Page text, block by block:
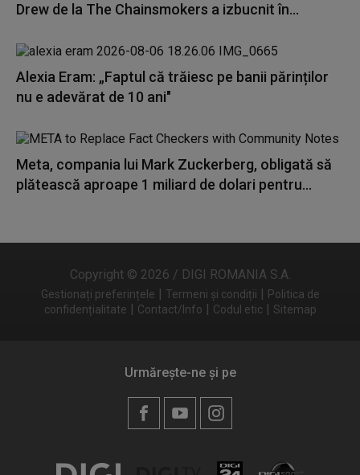
Drew de la The Chainsmokers a izbucnit în...
Alexia Eram: „Faptul că trăiesc pe banii părinților
nu e adevărat de 10 ani"
Meta, compania lui Mark Zuckerberg, obligată să
plătească aproape 1 miliard de dolari pentru...
Copyright © 2026 / DIGI ROMANIA S.A.
Gestionați preferințele | Termeni și condiții | Politica de
confidențialitate | Contact/Info | Codul etic | Sitemap
Urmărește-ne și pe